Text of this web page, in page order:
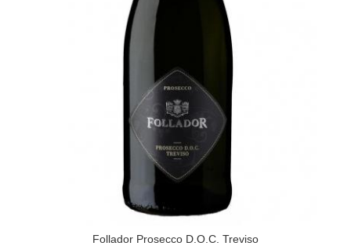
Follador Prosecco D.O.C. Treviso